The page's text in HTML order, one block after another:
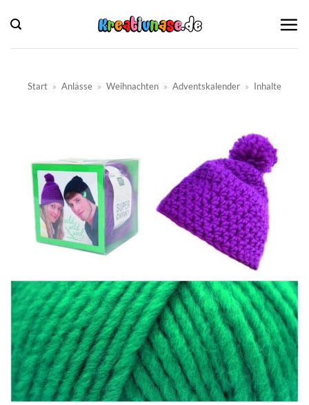
Inhalt
springen
Start » Anlässe » Weihnachten » Adventskalender » Inhalte